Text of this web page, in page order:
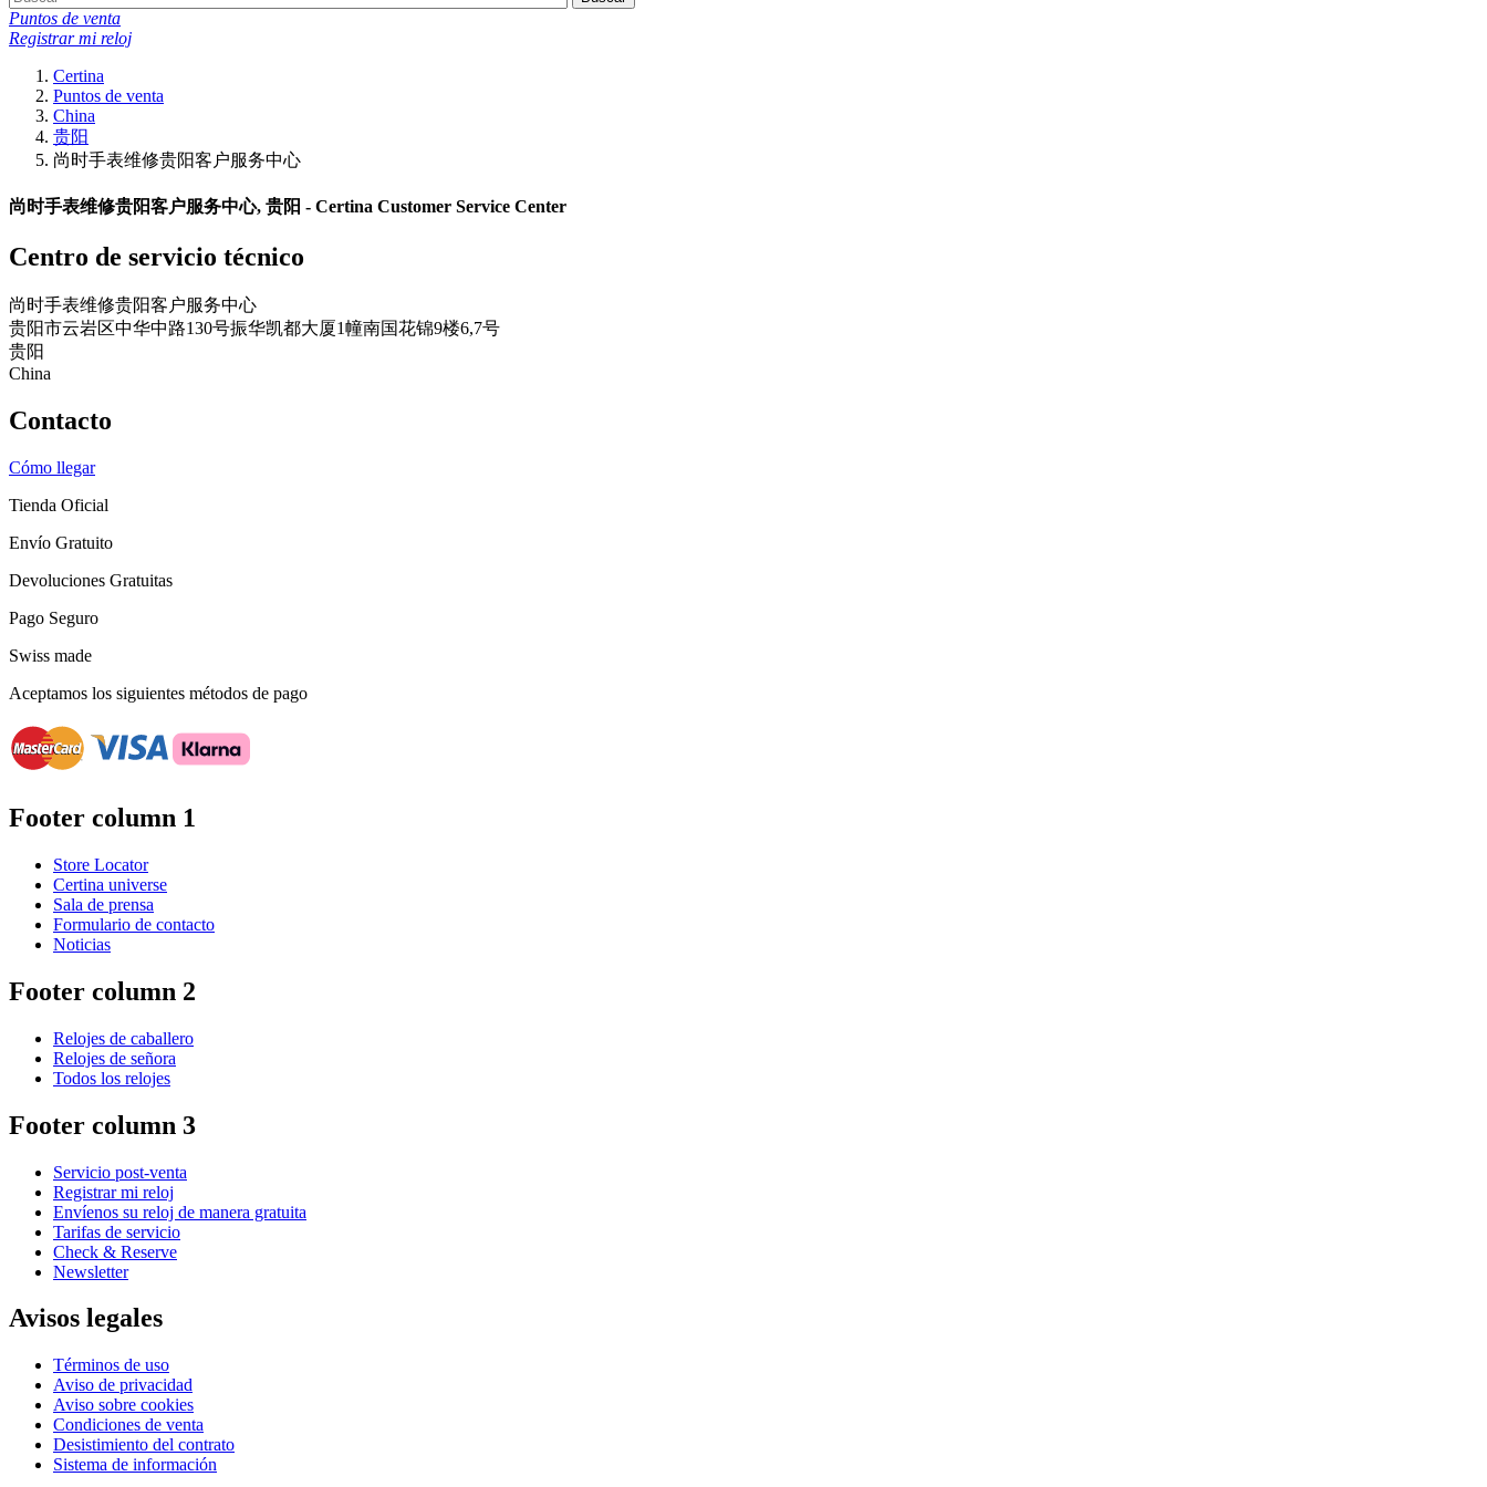
Puntos de venta
Registrar mi reloj
Certina
Puntos de venta
China
贵阳
尚时手表维修贵阳客户服务中心
尚时手表维修贵阳客户服务中心, 贵阳 - Certina Customer Service Center
Centro de servicio técnico
尚时手表维修贵阳客户服务中心
贵阳市云岩区中华中路130号振华凯都大厦1幢南国花锦9楼6,7号
贵阳
China
Contacto
Cómo llegar
Tienda Oficial
Envío Gratuito
Devoluciones Gratuitas
Pago Seguro
Swiss made
Aceptamos los siguientes métodos de pago
Footer column 1
Store Locator
Certina universe
Sala de prensa
Formulario de contacto
Noticias
Footer column 2
Relojes de caballero
Relojes de señora
Todos los relojes
Footer column 3
Servicio post-venta
Registrar mi reloj
Envíenos su reloj de manera gratuita
Tarifas de servicio
Check & Reserve
Newsletter
Avisos legales
Términos de uso
Aviso de privacidad
Aviso sobre cookies
Condiciones de venta
Desistimiento del contrato
Sistema de información